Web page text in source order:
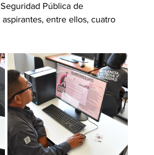
Pública de
entre ellos, cuatro